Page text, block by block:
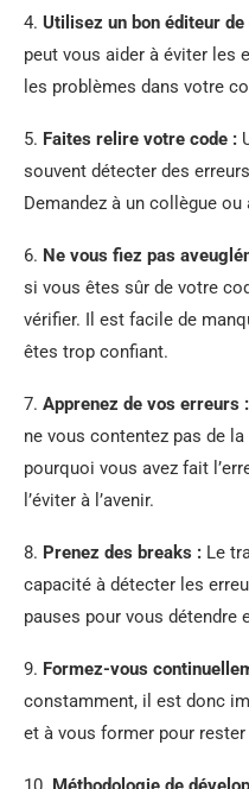
4. Utilisez un bon éditeur de
peut vous aider à éviter les
les problèmes dans votre
5. Faites relire votre code :
souvent détecter des
Demandez à un collègue
6. Ne vous fiez pas
si vous êtes sûr de votre
vérifier. Il est facile de
êtes trop confiant.
7. Apprenez de vos erreurs :
ne vous contentez pas de
pourquoi vous avez fait
l’éviter à l’avenir.
8. Prenez des breaks : Le
capacité à détecter les
pauses pour vous détendre
9. Formez-vous
constamment, il est donc
et à vous former pour